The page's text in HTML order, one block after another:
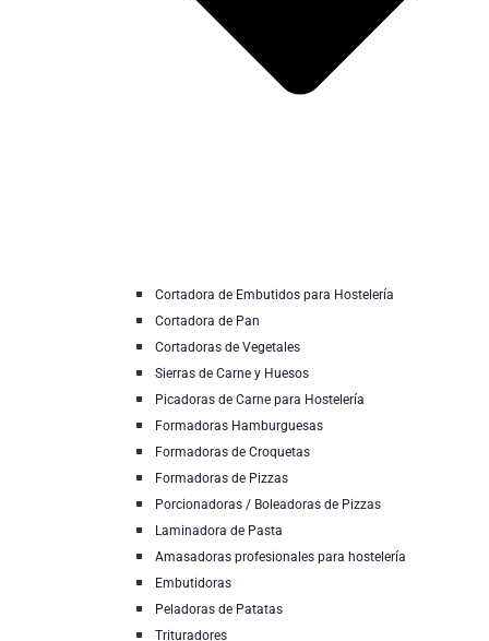
Cortadora de Embutidos para Hostelería
Cortadora de Pan
Cortadoras de Vegetales
Sierras de Carne y Huesos
Picadoras de Carne para Hostelería
Formadoras Hamburguesas
Formadoras de Croquetas
Formadoras de Pizzas
Porcionadoras / Boleadoras de Pizzas
Laminadora de Pasta
Amasadoras profesionales para hostelería
Embutidoras
Peladoras de Patatas
Trituradores